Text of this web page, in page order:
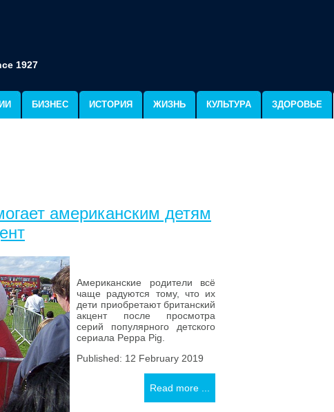
1927
БИЗНЕС ИСТОРИЯ ЖИЗНЬ КУЛЬТУРА ЗДОРОВЬЕ
американским детям
Американские родители всё
чаще радуются тому, что их
дети приобретают британский
акцент после просмотра
серий популярного детского
сериала Peppa Pig.
Published: 12 February 2019
Read more ...